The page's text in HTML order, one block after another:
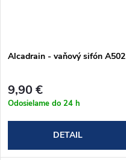
Alcadrain - vaňový sifón A502
9,90 €
Odosielame do 24 h
DETAIL